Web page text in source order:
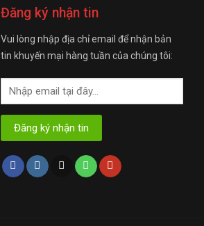
Đăng ký nhận tin
Vui lòng nhập địa chỉ email để nhận bản
tin khuyến mại hàng tuần của chúng tôi: